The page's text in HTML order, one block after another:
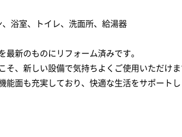
浴室、トイレ、洗面所、給湯器
最新のものにリフォーム済みです。
そ、新しい設備で気持ちよくご使用いただけま
能面も充実しており、快適な生活をサポートし